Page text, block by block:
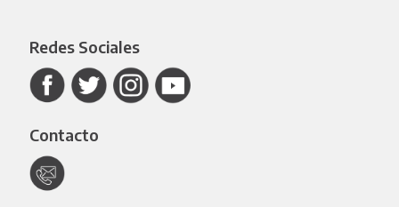
Redes Sociales
Contacto